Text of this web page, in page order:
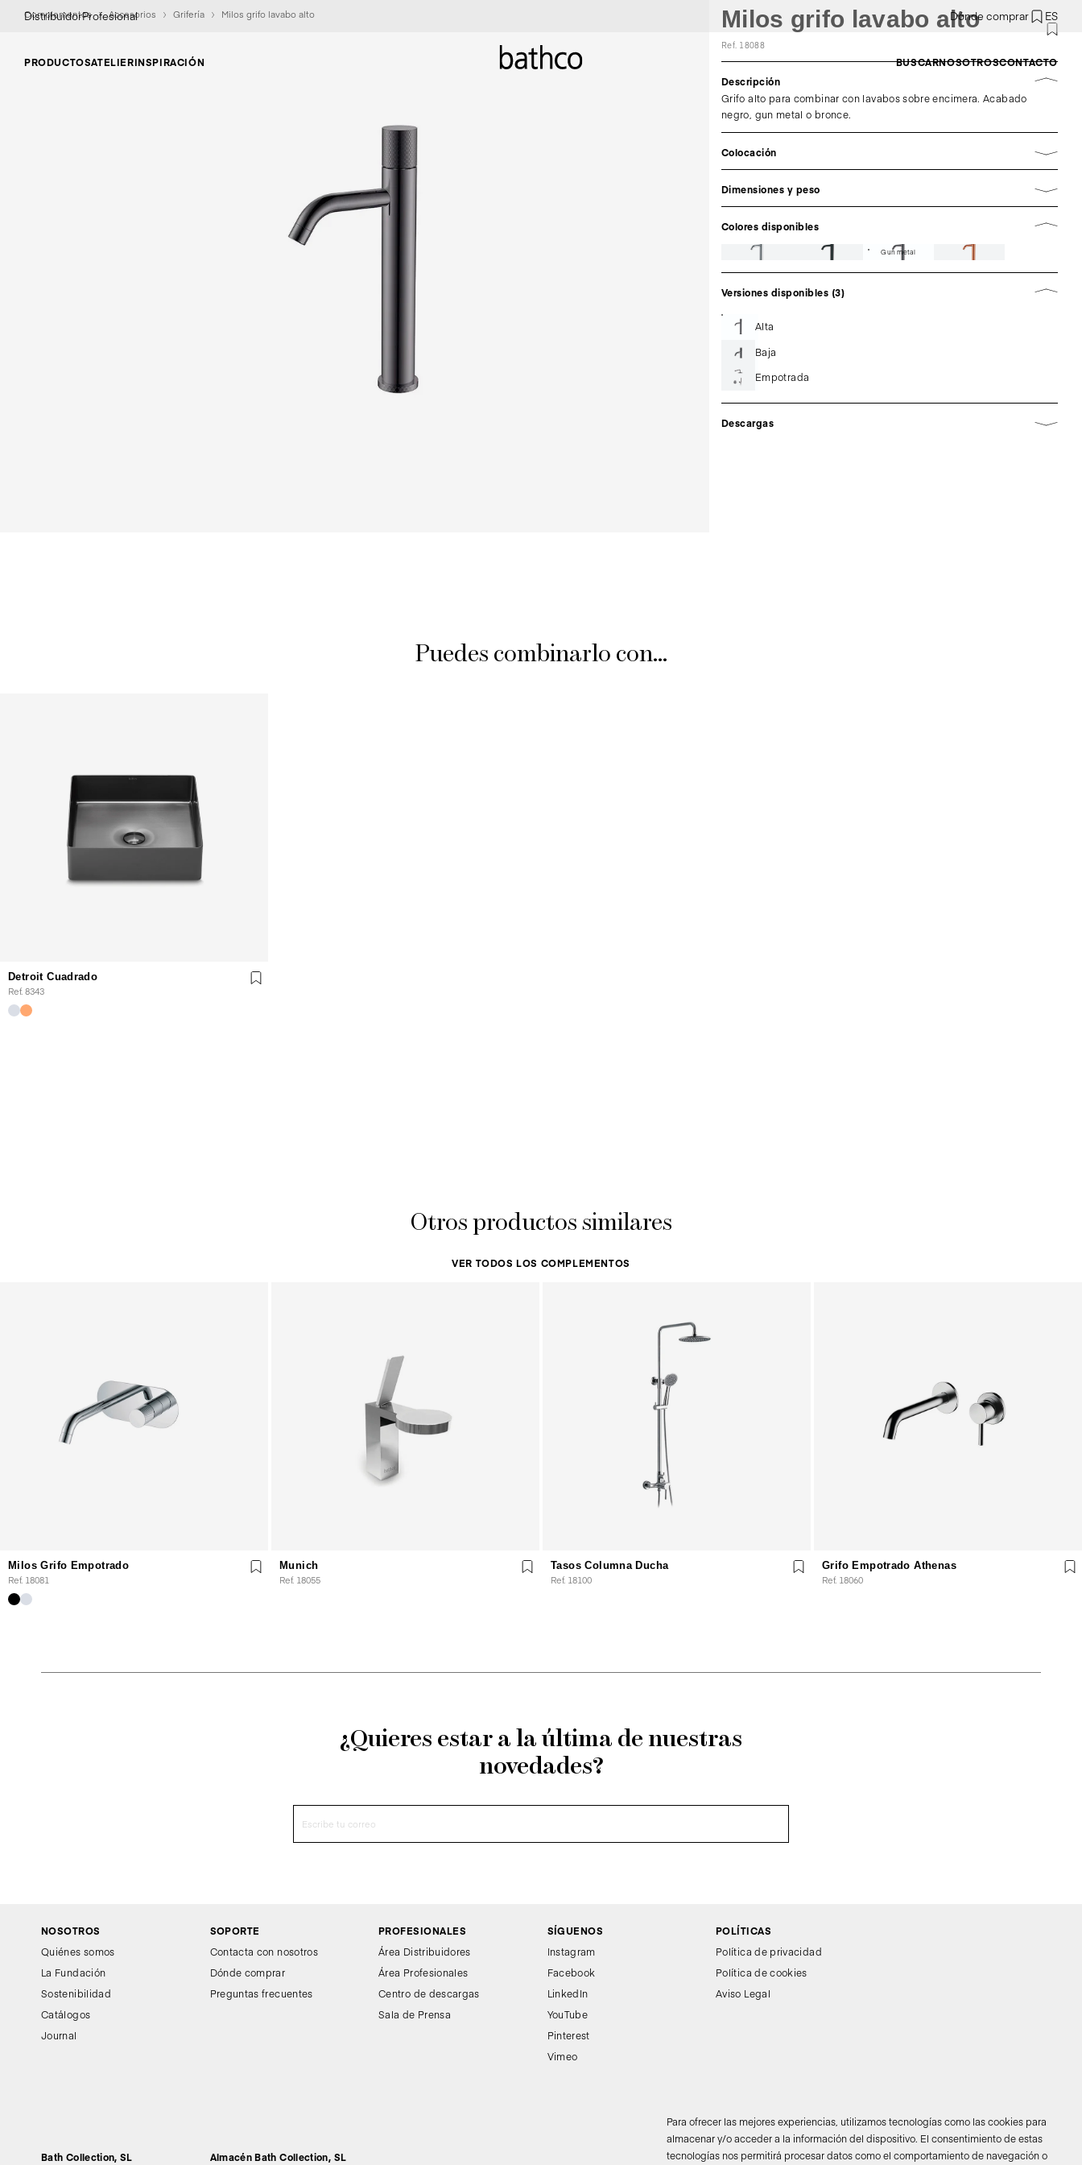
Para ofrecer las mejores experiencias, utilizamos tecnologías como las cookies para
almacenar y/o acceder a la información del dispositivo. El consentimiento de estas
tecnologías nos permitirá procesar datos como el comportamiento de navegación o
DistribuidorProfesional Dónde comprar ES
PRODUCTOSATELIERINSPIRACIÓN BUSCARNOSOTROSCONTACTO
Complementos Accesorios Grifería Milos grifo lavabo alto Milos grifo lavabo alto
Ref. 18088
Descripción
Grifo alto para combinar con lavabos sobre encimera. Acabado
negro, gun metal o bronce.
Colocación
Dimensiones y peso
Colores disponibles
Gun metal
Versiones disponibles (3)
Alta
Baja
Empotrada
Descargas
Puedes combinarlo con...
Detroit Cuadrado
Ref. 8343
Otros productos similares
VER TODOS LOS COMPLEMENTOS
Milos Grifo Empotrado
Ref. 18081
Munich
Ref. 18055
Tasos Columna Ducha
Ref. 18100
Grifo Empotrado Athenas
Ref. 18060
¿Quieres estar a la última de nuestras
novedades?
NOSOTROS
Quiénes somos
La Fundación
Sostenibilidad
Catálogos
Journal
SOPORTE
Contacta con nosotros
Dónde comprar
Preguntas frecuentes
PROFESIONALES
Área Distribuidores
Área Profesionales
Centro de descargas
Sala de Prensa
SÍGUENOS
Instagram
Facebook
LinkedIn
YouTube
Pinterest
Vimeo
POLÍTICAS
Política de privacidad
Política de cookies
Aviso Legal
Bath Collection, SL Almacén Bath Collection, SL